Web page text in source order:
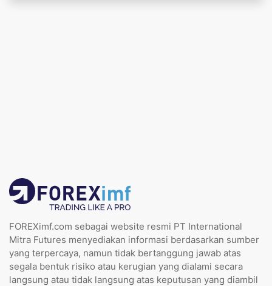
FOREXimf.com sebagai website resmi PT International
Mitra Futures menyediakan informasi berdasarkan sumber
yang terpercaya, namun tidak bertanggung jawab atas
segala bentuk risiko atau kerugian yang dialami secara
langsung atau tidak langsung atas keputusan yang diambil